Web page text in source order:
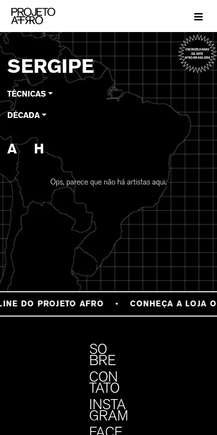
Brand
ENCRUZILHADAS
DA ARTE
AFRO-BRASILEIRA
SERGIPE
TÉCNICAS
DÉCADA
A H
Ops, parece que não há artistas aqui.
DO PROJETO AFRO CONHEÇA A LOJA
SO
BRE
CON
TATO
INSTA
GRAM